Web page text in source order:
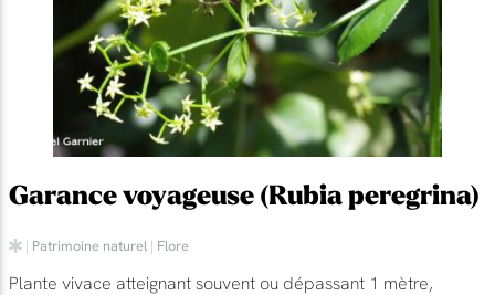
Garance voyageuse (Rubia peregrina)
| Patrimoine naturel | Flore
Plante vivace atteignant souvent ou dépassant 1 mètre,